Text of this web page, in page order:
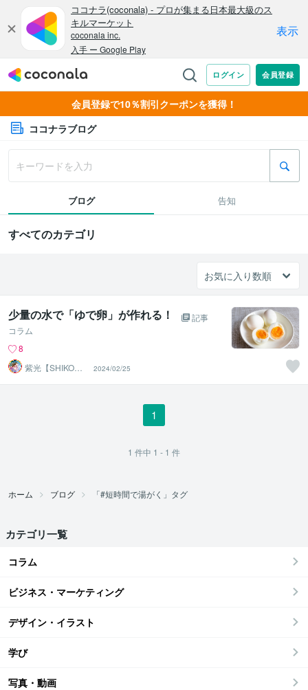
会員登録で10％割引クーポンを獲得！
ココナラブログ
ブログ 告知
すべてのカテゴリ
少量の水で「ゆで卵」が作れる！
記事
コラム
8
紫光【SHIKO】
遠隔透視鑑定士
2024/02/25
1
1 件中 1 - 1 件
ホーム ブログ 「#短時間で湯がく」タグ
カテゴリ一覧
コラム
ビジネス・マーケティング
デザイン・イラスト
学び
写真・動画